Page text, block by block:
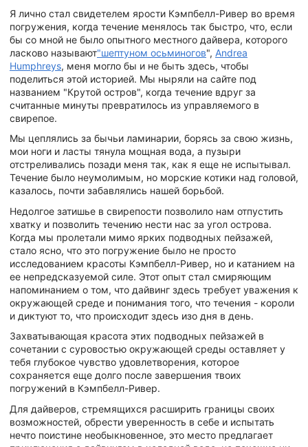
Я лично стал свидетелем ярости Кэмпбелл-Ривер во время
погружения, когда течение менялось так быстро, что, если
бы со мной не было опытного местного дайвера, которого
ласково называют"шептуном осьминогов", Andrea
Humphreys, меня могло бы и не быть здесь, чтобы
поделиться этой историей. Мы ныряли на сайте под
названием "Крутой остров", когда течение вдруг за
считанные минуты превратилось из управляемого в
свирепое.
Мы цеплялись за бычьи ламинарии, борясь за свою жизнь,
мои ноги и ласты тянула мощная вода, а пузыри
отстреливались позади меня так, как я еще не испытывал.
Течение было неумолимым, но морские котики над головой,
казалось, почти забавлялись нашей борьбой.
Недолгое затишье в свирепости позволило нам отпустить
хватку и позволить течению нести нас за угол острова.
Когда мы пролетали мимо ярких подводных пейзажей,
стало ясно, что это погружение было не просто
исследованием красоты Кэмпбелл-Ривер, но и катанием на
ее непредсказуемой силе. Этот опыт стал смиряющим
напоминанием о том, что дайвинг здесь требует уважения к
окружающей среде и понимания того, что течения - короли
и диктуют то, что происходит здесь изо дня в день.
Захватывающая красота этих подводных пейзажей в
сочетании с суровостью окружающей среды оставляет у
тебя глубокое чувство удовлетворения, которое
сохраняется еще долго после завершения твоих
погружений в Кэмпбелл-Ривер.
Для дайверов, стремящихся расширить границы своих
возможностей, обрести уверенность в себе и испытать
нечто поистине необыкновенное, это место предлагает